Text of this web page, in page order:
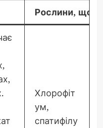
Рослини, що
Хлорофіт
ум,
спатифілу